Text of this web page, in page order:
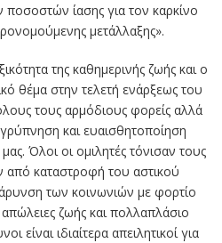
ίασης για τον καρκίνο
μετάλλαξης».
της καθημερινής ζωής και ο
θέμα στην τελετή ενάρξεως του
τους αρμόδιους φορείς αλλά
και ευαισθητοποίηση
Όλοι οι ομιλητές τόνισαν τους
καταστροφή του αστικού
των κοινωνιών με φορτίο
ζωής και πολλαπλάσιο
είναι ιδιαίτερα απειλητικοί για